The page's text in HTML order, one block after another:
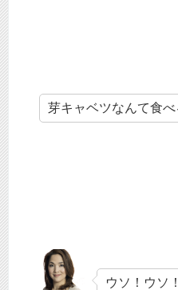
芽キャベツなんて食べ
ウソ！ウソ